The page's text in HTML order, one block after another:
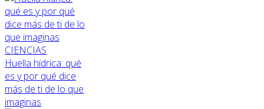
CIENCIAS
Huella hídrica: qué
es y por qué dice
más de ti de lo que
imaginas